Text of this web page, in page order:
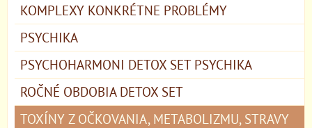
KOMPLEXY KONKRÉTNE PROBLÉMY
PSYCHIKA
PSYCHOHARMONI DETOX SET PSYCHIKA
ROČNÉ OBDOBIA DETOX SET
TOXÍNY Z OČKOVANIA, METABOLIZMU, STRAVY